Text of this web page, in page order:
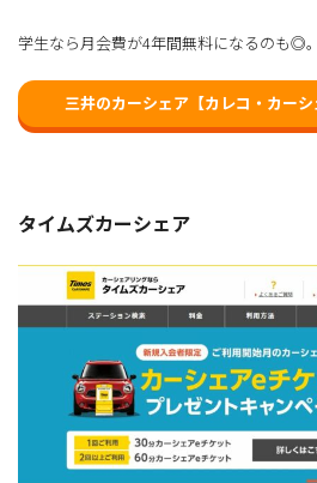
学生なら月会費が4年間無料になるのも◎。
三井のカーシェア【カレコ・カーシ
タイムズカーシェア